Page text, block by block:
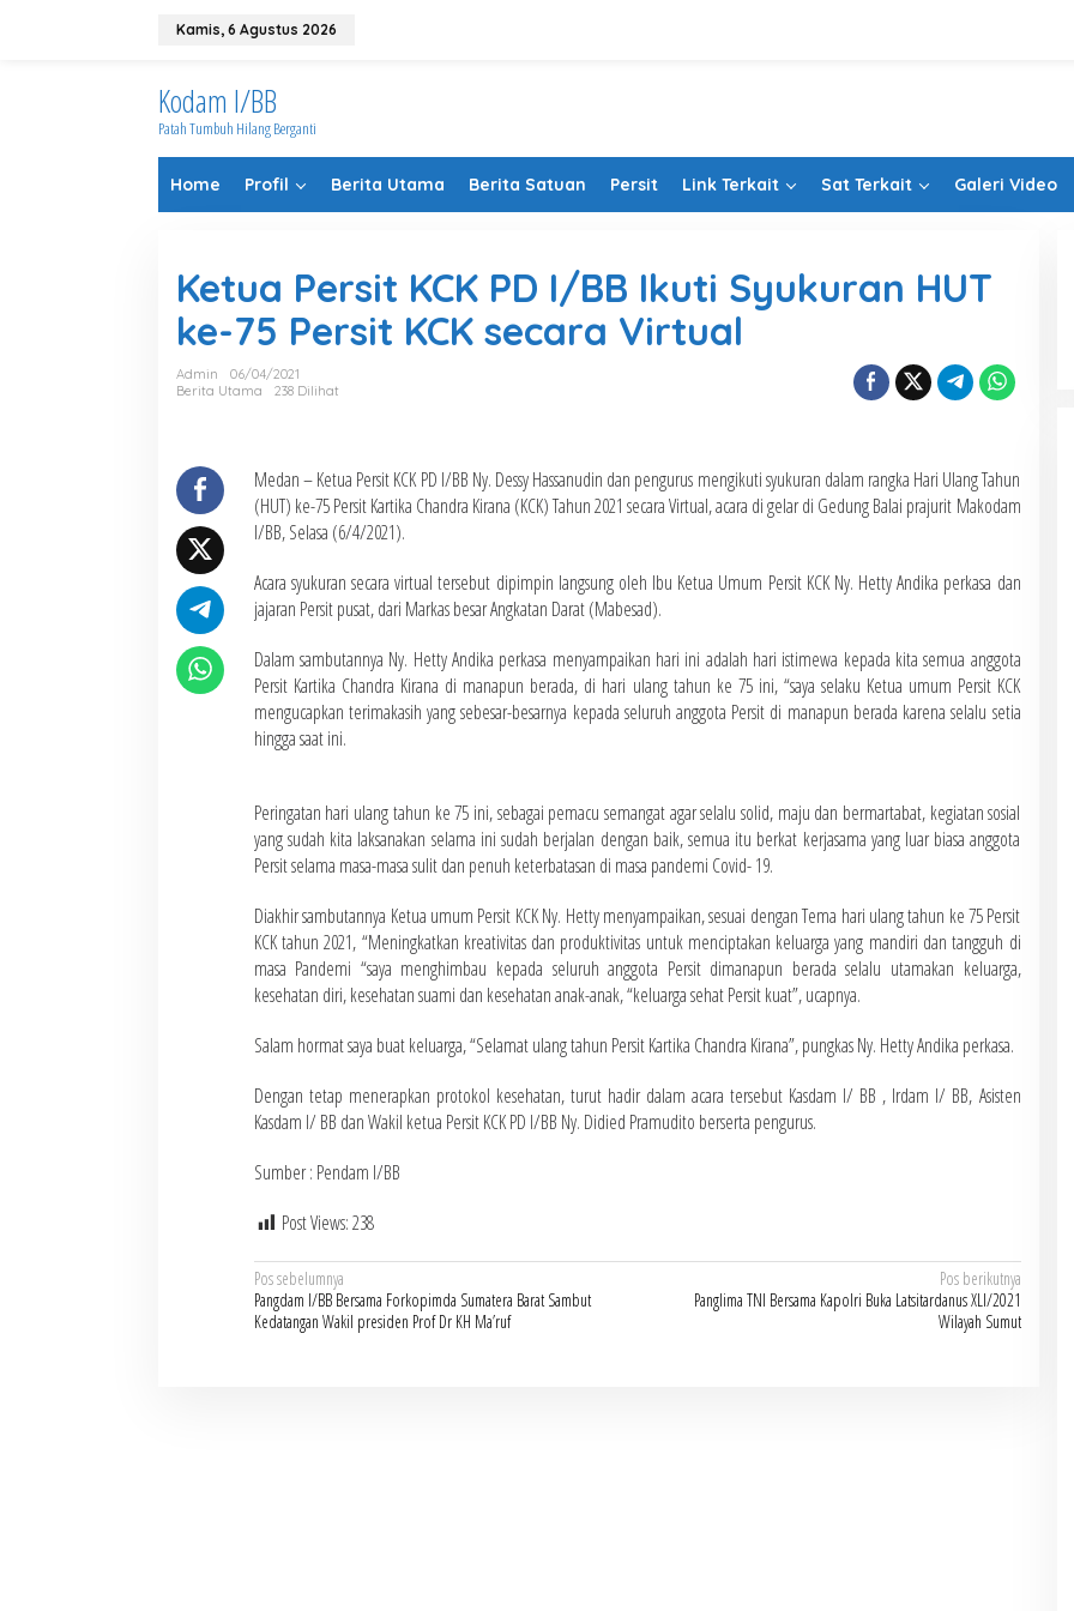
Kamis, 6 Agustus 2026
Kodam I/BB
Patah Tumbuh Hilang Berganti
Home Profil Berita Utama Berita Satuan Persit Link Terkait Sat Terkait Galeri Video
Ketua Persit KCK PD I/BB Ikuti Syukuran HUT
ke-75 Persit KCK secara Virtual
Admin
06/04/2021
Berita Utama
238 Dilihat
Medan – Ketua Persit KCK PD I/BB Ny. Dessy Hassanudin dan pengurus mengikuti syukuran dalam rangka Hari Ulang Tahun
(HUT) ke-75 Persit Kartika Chandra Kirana (KCK) Tahun 2021 secara Virtual, acara di gelar di Gedung Balai prajurit Makodam
I/BB, Selasa (6/4/2021).
Acara syukuran secara virtual tersebut dipimpin langsung oleh Ibu Ketua Umum Persit KCK Ny. Hetty Andika perkasa dan
jajaran Persit pusat, dari Markas besar Angkatan Darat (Mabesad).
Dalam sambutannya Ny. Hetty Andika perkasa menyampaikan hari ini adalah hari istimewa kepada kita semua anggota
Persit Kartika Chandra Kirana di manapun berada, di hari ulang tahun ke 75 ini, “saya selaku Ketua umum Persit KCK
mengucapkan terimakasih yang sebesar-besarnya kepada seluruh anggota Persit di manapun berada karena selalu setia
hingga saat ini.
Peringatan hari ulang tahun ke 75 ini, sebagai pemacu semangat agar selalu solid, maju dan bermartabat, kegiatan sosial
yang sudah kita laksanakan selama ini sudah berjalan dengan baik, semua itu berkat kerjasama yang luar biasa anggota
Persit selama masa-masa sulit dan penuh keterbatasan di masa pandemi Covid- 19.
Diakhir sambutannya Ketua umum Persit KCK Ny. Hetty menyampaikan, sesuai dengan Tema hari ulang tahun ke 75 Persit
KCK tahun 2021, “Meningkatkan kreativitas dan produktivitas untuk menciptakan keluarga yang mandiri dan tangguh di
masa Pandemi “saya menghimbau kepada seluruh anggota Persit dimanapun berada selalu utamakan keluarga,
kesehatan diri, kesehatan suami dan kesehatan anak-anak, “keluarga sehat Persit kuat”, ucapnya.
Salam hormat saya buat keluarga, “Selamat ulang tahun Persit Kartika Chandra Kirana”, pungkas Ny. Hetty Andika perkasa.
Dengan tetap menerapkan protokol kesehatan, turut hadir dalam acara tersebut Kasdam I/ BB , Irdam I/ BB, Asisten
Kasdam I/ BB dan Wakil ketua Persit KCK PD I/BB Ny. Didied Pramudito berserta pengurus.
Sumber : Pendam I/BB
Post Views:238
Navigasi
pos
Pos sebelumnya
Pangdam I/BB Bersama Forkopimda Sumatera Barat Sambut
Kedatangan Wakil presiden Prof Dr KH Ma’ruf
Pos berikutnya
Panglima TNI Bersama Kapolri Buka Latsitardanus XLI/2021
Wilayah Sumut